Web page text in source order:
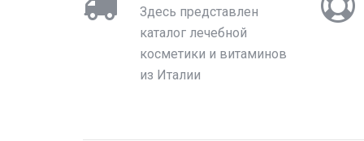
Здесь представлен
каталог лечебной
косметики и витаминов
из Италии